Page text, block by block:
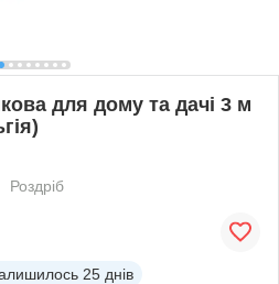
для дому та дачі 3 м
Роздріб
25 днів